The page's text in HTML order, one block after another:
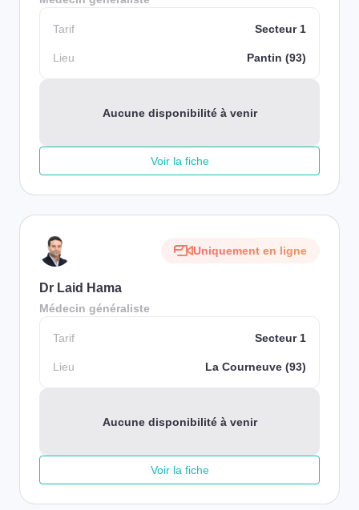
Tarif Secteur 1
Lieu Pantin (93)
Aucune disponibilité à venir
Voir la fiche
Uniquement en ligne
Dr Laid Hama
Médecin généraliste
Tarif Secteur 1
Lieu La Courneuve (93)
Aucune disponibilité à venir
Voir la fiche